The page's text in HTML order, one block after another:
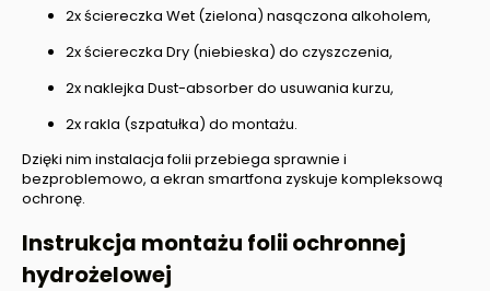
2x ściereczka Wet (zielona) nasączona alkoholem,
2x ściereczka Dry (niebieska) do czyszczenia,
2x naklejka Dust-absorber do usuwania kurzu,
2x rakla (szpatułka) do montażu.
Dzięki nim instalacja folii przebiega sprawnie i
bezproblemowo, a ekran smartfona zyskuje kompleksową
ochronę.
Instrukcja montażu folii ochronnej
hydrożelowej